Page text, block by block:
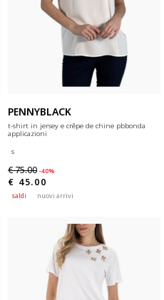
PENNYBLACK
t-shirt in jersey e crêpe de chine pbbonda
applicazioni
s
€ 75.00 -40%
€ 45.00
saldi nuovi arrivi